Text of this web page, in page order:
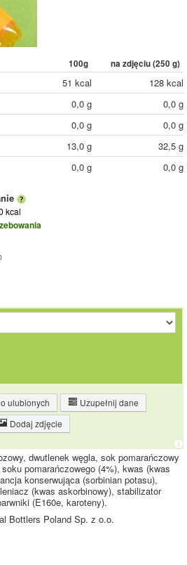
100g na zdjęciu (250 g)
51 kcal
128 kcal
0,0 g
0,0 g
0,0 g
0,0 g
13,0 g
32,5 g
0,0 g 0,0 g
kcal
ulubionych
Uzupełnij dane
Dodaj zdjęcie
dwutlenek węgla, sok pomarańczowy
pomarańczowego (4%), kwas (kwas
konserwująca (sorbinian potasu),
(kwas askorbinowy), stabilizator
(E160e, karoteny).
Bottlers Poland Sp. z o.o.